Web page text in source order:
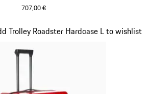
707,00 €
Trolley Roadster Hardcase L to wishlist